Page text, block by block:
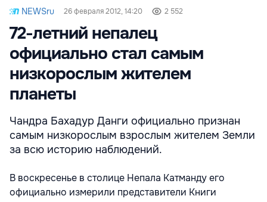
NEWSru 26 февраля 2012, 14:20 2 552
72-летний непалец
официально стал самым
низкорослым жителем
планеты
Чандра Бахадур Данги официально признан
самым низкорослым взрослым жителем Земли
за всю историю наблюдений.
В воскресенье в столице Непала Катманду его
официально измерили представители Книги